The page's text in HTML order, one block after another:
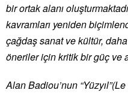
bir ortak alanı
kavramları yeniden
çağdaş sanat ve kültür,
öneriler için kritik bir güç ve
Alan Badiou’nun